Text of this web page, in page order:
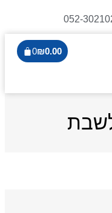
052-
₪0.00
0